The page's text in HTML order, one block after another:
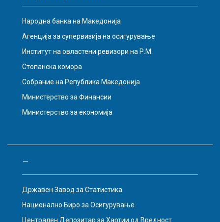
Народна банка на Македонија
Агенција за супервизија на осигурување
Институт на овластени ревизори на Р.М.
Стопанска комора
Собрание на Република Македонија
Министерство за Финансии
Министерство за економија
–
Државен Завод за Статистика
Национално Биро за Осигурување
Централен Депозитар за Хартии од Вредност